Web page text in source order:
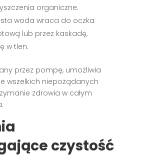
organiczne.
woda wraca do oczka
lub przez kaskadę,
w tlen.
przez pompę, umożliwia
wszelkich niepożądanych
zdrowia w całym
czystość